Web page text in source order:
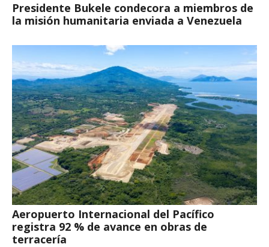
Presidente Bukele condecora a miembros de
la misión humanitaria enviada a Venezuela
Aeropuerto Internacional del Pacífico
registra 92 % de avance en obras de
terracería